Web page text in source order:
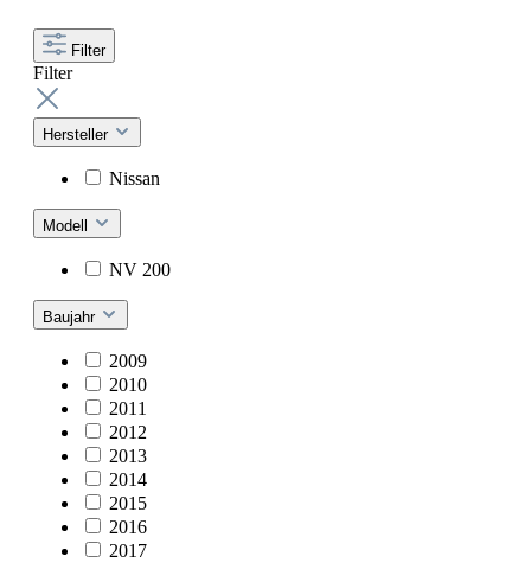
Filter
Filter
Hersteller
Nissan
Modell
NV 200
Baujahr
2009
2010
2011
2012
2013
2014
2015
2016
2017